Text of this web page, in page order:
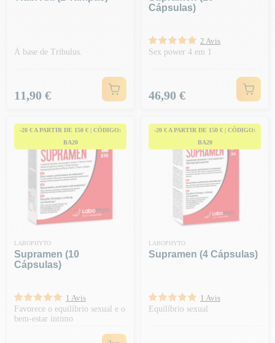
À base de Tribulus.
Preço
11,90 €
Cápsulas)
2 Avis
Sex power 4 em 1
Preço
46,90 €
-20 € A PARTIR DE 150 € | CÓDIGO:
BA20
LABOPHYTO
Supramen (10
Cápsulas)
1 Avis
Favorece o equilíbrio sexual e o
bem-estar íntimo
-20 € A PARTIR DE 150 € | CÓDIGO:
BA20
LABOPHYTO
Supramen (4 Cápsulas)
1 Avis
Equilíbrio sexual